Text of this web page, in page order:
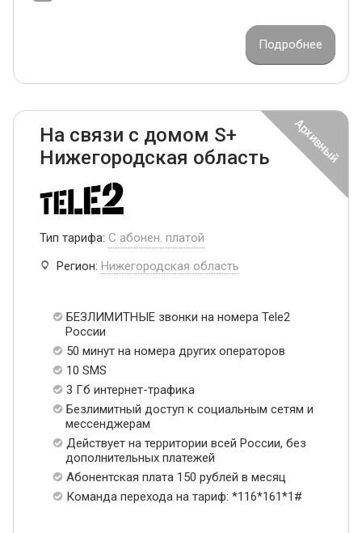
Подробнее
На связи с домом S+
Нижегородская область
Тип тарифа: С абонен. платой
Регион: Нижегородская область
БЕЗЛИМИТНЫЕ звонки на номера Tele2
России
50 минут на номера других операторов
10 SMS
3 Гб интернет-трафика
Безлимитный доступ к социальным сетям и
мессенджерам
Действует на территории всей России, без
дополнительных платежей
Абонентская плата 150 рублей в месяц
Команда перехода на тариф: *116*161*1#